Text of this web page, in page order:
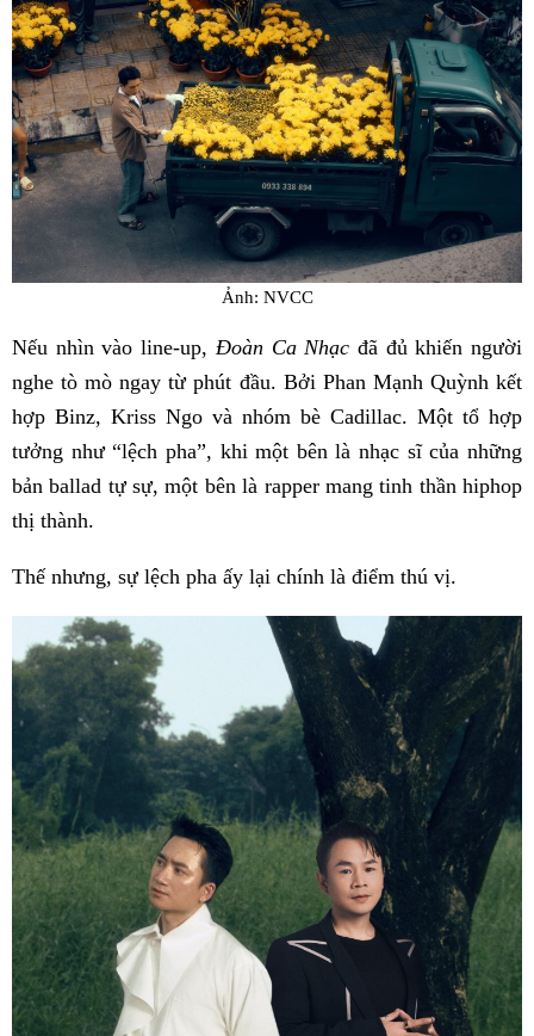
Ảnh: NVCC
Nếu nhìn vào line-up, Đoàn Ca Nhạc đã đủ khiến người
nghe tò mò ngay từ phút đầu. Bởi Phan Mạnh Quỳnh kết
hợp Binz, Kriss Ngo và nhóm bè Cadillac. Một tổ hợp
tưởng như “lệch pha”, khi một bên là nhạc sĩ của những
bản ballad tự sự, một bên là rapper mang tinh thần hiphop
thị thành.
Thế nhưng, sự lệch pha ấy lại chính là điểm thú vị.